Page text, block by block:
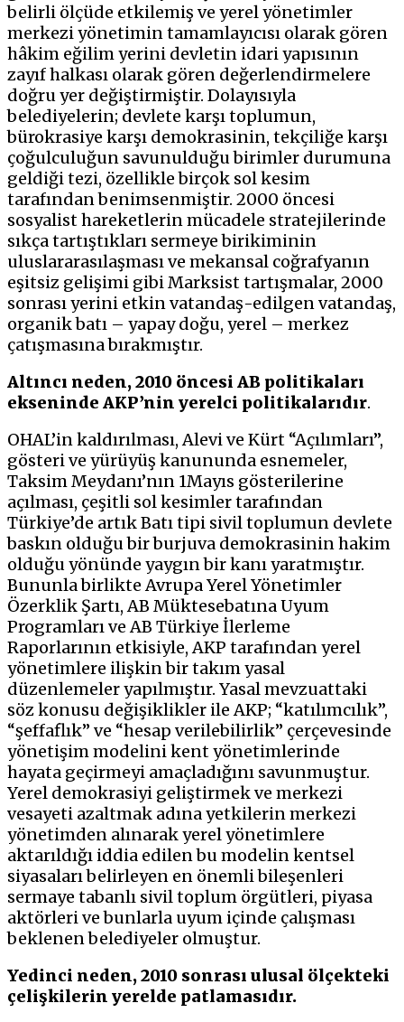
belirli ölçüde etkilemiş ve yerel yönetimler
merkezi yönetimin tamamlayıcısı olarak gören
hâkim eğilim yerini devletin idari yapısının
zayıf halkası olarak gören değerlendirmelere
doğru yer değiştirmiştir. Dolayısıyla
belediyelerin; devlete karşı toplumun,
bürokrasiye karşı demokrasinin, tekçiliğe karşı
çoğulculuğun savunulduğu birimler durumuna
geldiği tezi, özellikle birçok sol kesim
tarafından benimsenmiştir. 2000 öncesi
sosyalist hareketlerin mücadele stratejilerinde
sıkça tartıştıkları sermeye birikiminin
uluslararasılaşması ve mekansal coğrafyanın
eşitsiz gelişimi gibi Marksist tartışmalar, 2000
sonrası yerini etkin vatandaş-edilgen vatandaş,
organik batı – yapay doğu, yerel – merkez
çatışmasınabırakmıştır.
Altıncı neden, 2010 öncesi AB politikaları
ekseninde AKP’nin yerelci politikalarıdır.
OHAL’in kaldırılması, Alevi ve Kürt “Açılımları”,
gösteri ve yürüyüş kanununda esnemeler,
Taksim Meydanı’nın 1Mayıs gösterilerine
açılması, çeşitli sol kesimler tarafından
Türkiye’de artık Batı tipi sivil toplumun devlete
baskın olduğu bir burjuva demokrasinin hakim
olduğu yönünde yaygın bir kanı yaratmıştır.
Bununla birlikte Avrupa Yerel Yönetimler
Özerklik Şartı, AB Müktesebatına Uyum
Programları ve AB Türkiye İlerleme
Raporlarının etkisiyle, AKP tarafından yerel
yönetimlere ilişkin bir takım yasal
düzenlemeler yapılmıştır. Yasal mevzuattaki
söz konusu değişiklikler ile AKP; “katılımcılık”,
“şeffaflık” ve “hesap verilebilirlik” çerçevesinde
yönetişim modelini kent yönetimlerinde
hayata geçirmeyi amaçladığını savunmuştur.
Yerel demokrasiyi geliştirmek ve merkezi
vesayeti azaltmak adına yetkilerin merkezi
yönetimden alınarak yerel yönetimlere
aktarıldığı iddia edilen bu modelin kentsel
siyasaları belirleyen en önemli bileşenleri
sermaye tabanlı sivil toplum örgütleri, piyasa
aktörleri ve bunlarla uyum içinde çalışması
beklenen belediyeler olmuştur.
Yedinci neden, 2010 sonrası ulusal ölçekteki
çelişkilerin yerelde patlamasıdır.